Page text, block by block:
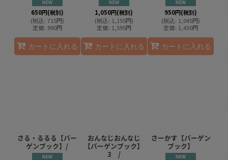
650円(税別)
(税込: 715円)
定価: 990円
カートに入れる
1,050円(税別)
(税込: 1,155円)
定価: 1,595円
カートに入れる
950円(税別)
(税込: 1,045円)
定価: 1,430円
カートに入れる
さる・るるる【バー
ゲンブック】/
おんなじおんなじ
【バーゲンブック】
3 /
さーかす【バーゲン
ブック】